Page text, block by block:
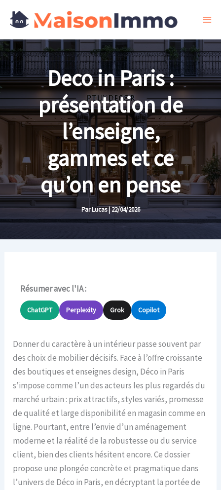
Deco in Paris :
présentation de
l’enseigne,
gammes et ce
qu’on en pense
ParLucas|22/04/2026
Résumer avec l'IA :
ChatGPT Perplexity Grok Copilot
Donner du caractère à un intérieur passe souvent par
des choix de mobilier décisifs. Face à l’offre croissante
des boutiques et enseignes design, Déco in Paris
s’impose comme l’un des acteurs les plus regardés du
marché urbain : prix attractifs, styles variés, promesse
de qualité et large disponibilité en magasin comme en
ligne. Pourtant, entre l’envie d’un aménagement
moderne et la réalité de la robustesse ou du service
client, bien des clients hésitent encore. Ce dossier
propose une plongée concrète et pragmatique dans
l’univers de Déco in Paris, en décryptant la portée de